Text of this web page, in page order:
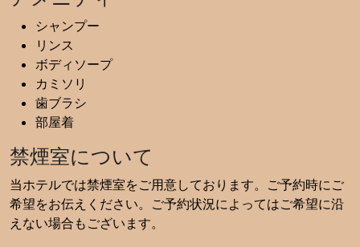
シャンプー
リンス
ボディソープ
カミソリ
歯ブラシ
部屋着
禁煙室について
当ホテルでは禁煙室をご用意しております。ご予約時にご
希望をお伝えください。ご予約状況によってはご希望に沿
えない場合もございます。